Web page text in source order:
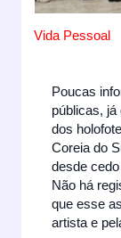
Vida Pessoal
Poucas
públicas, já
dos
Coreia do
desde
Não há
que esse
artista e